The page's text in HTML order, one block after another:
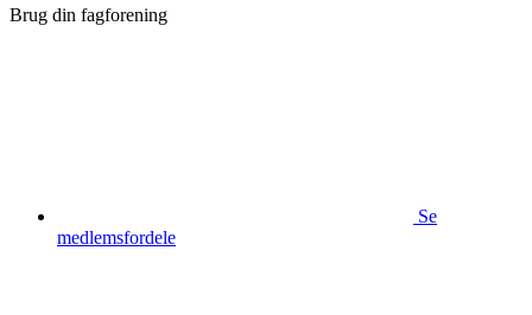
Brug din fagforening
Se
medlemsfordele